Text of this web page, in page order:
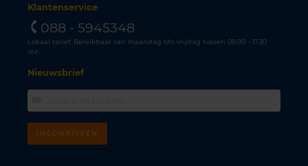
Klantenservice
088 - 5945348
Lokaal tarief. Bereikbaar van maandag t/m vrijdag tussen 08.00 - 17.30
uur.
Nieuwsbrief
INSCHRIJVEN